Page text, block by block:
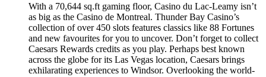
With a 70,644 sq.ft gaming floor, Casino du Lac-Leamy isn’t
as big as the Casino de Montreal. Thunder Bay Casino’s
collection of over 450 slots features classics like 88 Fortunes
and new favourites for you to uncover. Don’t forget to collect
Caesars Rewards credits as you play. Perhaps best known
across the globe for its Las Vegas location, Caesars brings
exhilarating experiences to Windsor. Overlooking the world-